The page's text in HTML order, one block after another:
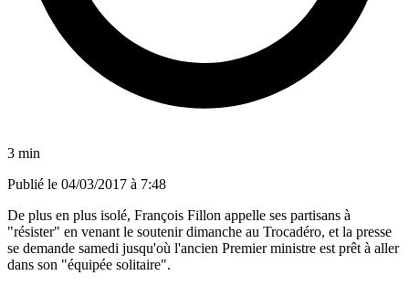
3 min
Publié le 04/03/2017 à 7:48
De plus en plus isolé, François Fillon appelle ses partisans à
"résister" en venant le soutenir dimanche au Trocadéro, et la presse
se demande samedi jusqu'où l'ancien Premier ministre est prêt à aller
dans son "équipée solitaire".